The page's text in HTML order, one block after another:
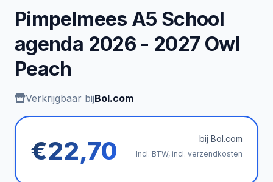
Pimpelmees A5 School
agenda 2026 - 2027 Owl
Peach
Verkrijgbaar bijBol.com
€22,70 bij Bol.com
Incl. BTW, incl. verzendkosten